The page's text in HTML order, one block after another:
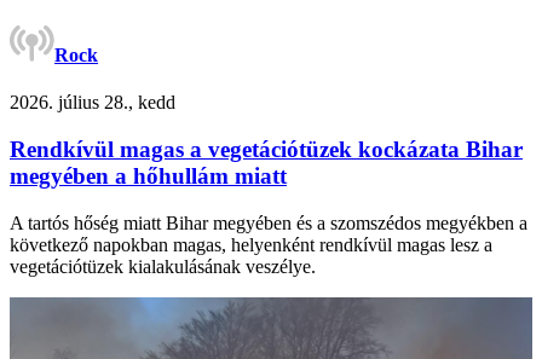
Rock
2026. július 28., kedd
Rendkívül magas a vegetációtüzek kockázata Bihar
megyében a hőhullám miatt
A tartós hőség miatt Bihar megyében és a szomszédos megyékben a
következő napokban magas, helyenként rendkívül magas lesz a
vegetációtüzek kialakulásának veszélye.